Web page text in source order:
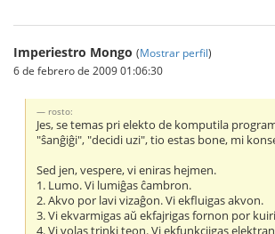
Imperiestro Mongo (Mostrar perfil)
6 de febrero de 2009 01:06:30
rosto:
Jes, se temas pri elekto de komputila
"ŝanĝiĝi", "decidi uzi", tio estas bone, mi
Sed jen, vespere, vi eniras hejmen.
1. Lumo. Vi lumiĝas ĉambron.
2. Akvo por lavi vizaĝon. Vi ekfluigas akvon.
3. Vi ekvarmigas aŭ ekfajrigas fornon por
4. Vi volas trinki teon. Vi ekfunkciigas